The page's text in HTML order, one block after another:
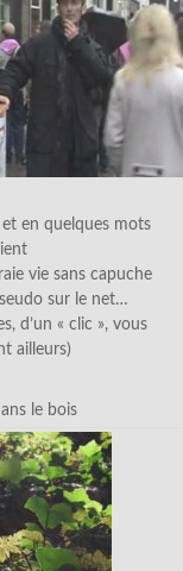
et en quelques mots
vie sans capuche
sur le net…
d’un « clic », vous
ailleurs)
le bois